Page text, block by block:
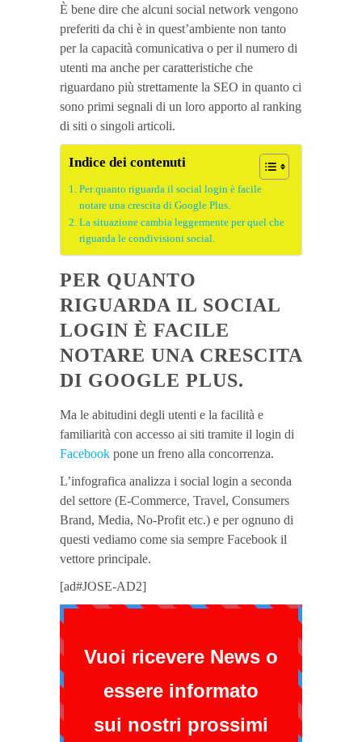
È bene dire che alcuni social network vengono
preferiti da chi è in quest’ambiente non tanto
per la capacità comunicativa o per il numero di
utenti ma anche per caratteristiche che
riguardano più strettamente la SEO in quanto ci
sono primi segnali di un loro apporto al ranking
di siti o singoli articoli.
Indice dei contenuti
Per quanto riguarda il social login è facile
notare una crescita di Google Plus.
La situazione cambia leggermente per quel che
riguarda le condivisioni social.
PER QUANTO
RIGUARDA IL SOCIAL
LOGIN È FACILE
NOTARE UNA CRESCITA
DI GOOGLE PLUS.
Ma le abitudini degli utenti e la facilità e
familiarità con accesso ai siti tramite il login di
Facebook pone un freno alla concorrenza.
L’infografica analizza i social login a seconda
del settore (E-Commerce, Travel, Consumers
Brand, Media, No-Profit etc.) e per ognuno di
questi vediamo come sia sempre Facebook il
vettore principale.
[ad#JOSE-AD2]